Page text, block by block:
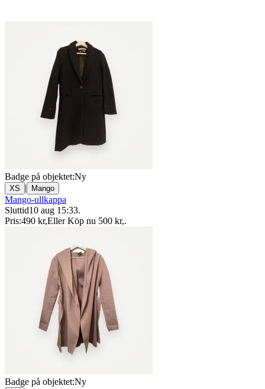
Badge på objektet:Ny
XS | Mango
Mango-ullkappa
Sluttid10 aug 15:33.
Pris:490 kr,Eller Köp nu 500 kr,.
Badge på objektet:Ny